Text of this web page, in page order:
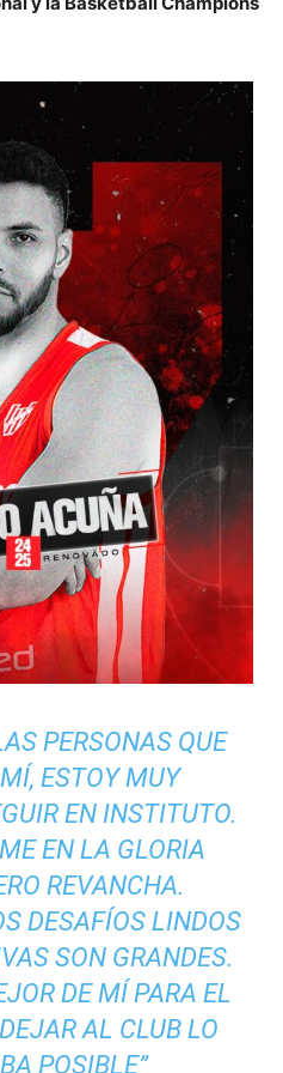
PERSONAS QUE
ESTOY MUY
EN INSTITUTO.
EN LA GLORIA
REVANCHA.
DESAFÍOS LINDOS
SON GRANDES.
DE MÍ PARA EL
AL CLUB LO
POSIBLE”